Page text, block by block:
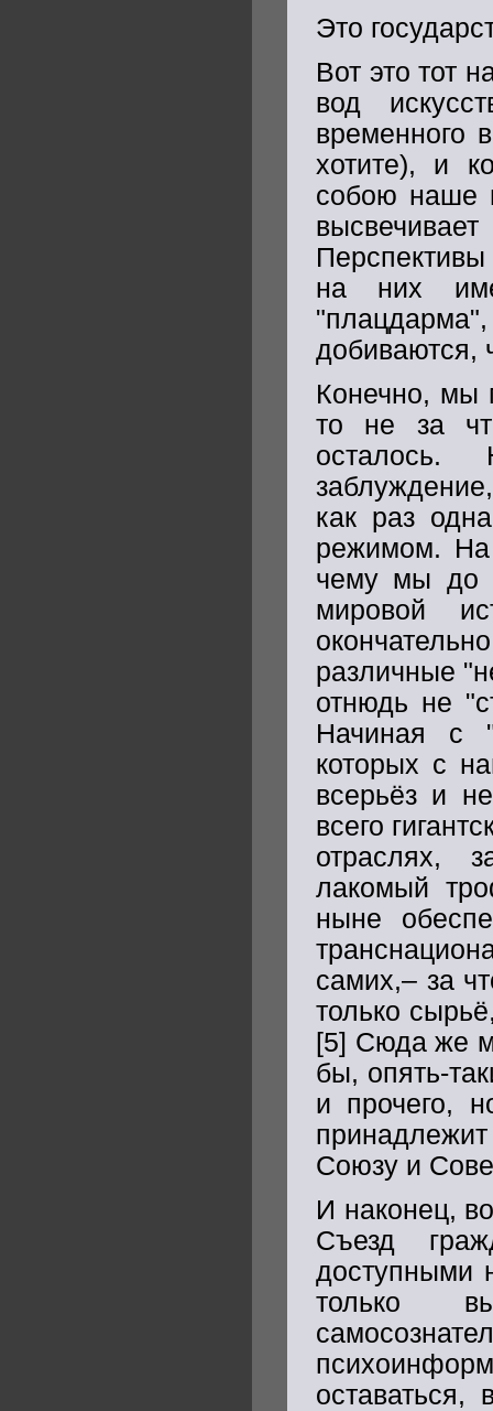
Это
Вот это тот
вод
временного
хотите), и
собою наше
на них
добиваются,
Конечно, мы
то не за
осталось.
как раз
режимом. На
чему мы до
мировой
различные
отнюдь не
Начиная с
которых с
всерьёз и
всего
отраслях,
лакомый
ныне
самих,– за
только
[5] Сюда же
бы, опять-
и прочего,
Союзу и
И наконец,
Съезд
доступными
только
оставаться,